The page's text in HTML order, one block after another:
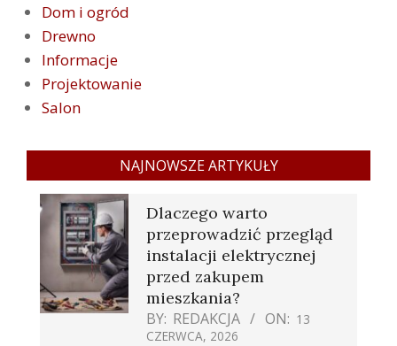
Dom i ogród
Drewno
Informacje
Projektowanie
Salon
NAJNOWSZE ARTYKUŁY
Dlaczego warto
przeprowadzić przegląd
instalacji elektrycznej
przed zakupem
mieszkania?
BY: REDAKCJA ON: 13
CZERWCA, 2026